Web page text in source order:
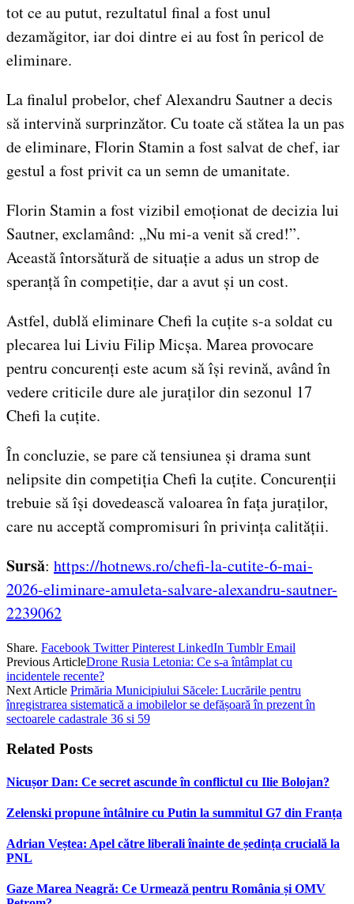
tot ce au putut, rezultatul final a fost unul
dezamăgitor, iar doi dintre ei au fost în pericol de
eliminare.
La finalul probelor, chef Alexandru Sautner a decis
să intervină surprinzător. Cu toate că stătea la un pas
de eliminare, Florin Stamin a fost salvat de chef, iar
gestul a fost privit ca un semn de umanitate.
Florin Stamin a fost vizibil emoționat de decizia lui
Sautner, exclamând: „Nu mi-a venit să cred!”.
Această întorsătură de situație a adus un strop de
speranță în competiție, dar a avut și un cost.
Astfel, dublă eliminare Chefi la cuțite s-a soldat cu
plecarea lui Liviu Filip Micșa. Marea provocare
pentru concurenți este acum să își revină, având în
vedere criticile dure ale juraților din sezonul 17
Chefi la cuțite.
În concluzie, se pare că tensiunea și drama sunt
nelipsite din competiția Chefi la cuțite. Concurenții
trebuie să își dovedească valoarea în fața juraților,
care nu acceptă compromisuri în privința calității.
Sursă: https://hotnews.ro/chefi-la-cutite-6-mai-
2026-eliminare-amuleta-salvare-alexandru-sautner-
2239062
Share. Facebook Twitter Pinterest LinkedIn Tumblr Email
Previous ArticleDrone Rusia Letonia: Ce s-a întâmplat cu
incidentele recente?
Next Article Primăria Municipiului Săcele: Lucrările pentru
înregistrarea sistematică a imobilelor se defășoară în prezent în
sectoarele cadastrale 36 si 59
Related Posts
Nicușor Dan: Ce secret ascunde în conflictul cu Ilie Bolojan?
Zelenski propune întâlnire cu Putin la summitul G7 din Franța
Adrian Veștea: Apel către liberali înainte de ședința crucială la
PNL
Gaze Marea Neagră: Ce Urmează pentru România și OMV